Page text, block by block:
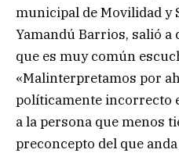
municipal de Movilidad y
Yamandú Barrios, salió
que es muy común
«Malinterpretamos por
políticamente incorrecto
a la persona que menos
preconcepto del que